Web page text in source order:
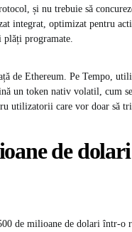
și nu trebuie să
integrat, optimizat pentru
plăți programate.
de Ethereum. Pe Tempo,
un token nativ volatil, cum
utilizatorii care vor doar să
de
de milioane de dolari într-o